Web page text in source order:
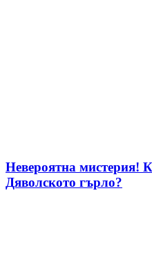
Невероятна мистерия!
Дяволското гърло?